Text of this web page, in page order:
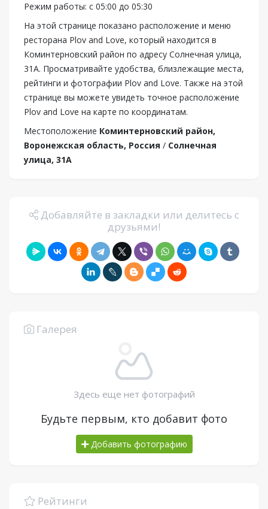
Режим работы: с 05:00 до 05:30
На этой странице показано расположение и меню
ресторана Plov and Love, который находится в
Коминтерновский район по адресу Солнечная улица,
31А. Просматривайте удобства, близлежащие места,
рейтинги и фотографии Plov and Love. Также на этой
странице вы можете увидеть точное расположение
Plov and Love на карте по координатам.
Местоположение Коминтерновский район,
Воронежская область, Россия / Солнечная
улица, 31А
Добавляйте в закладки или делитесь с
друзьями!
Галерея
Здесь еще нет фотографий
Будьте первым, кто добавит фото
Добавить фотографию
Рейтинги